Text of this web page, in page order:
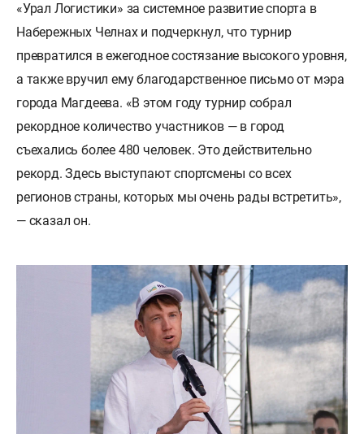
«Урал Логистики» за системное развитие спорта в
Набережных Челнах и подчеркнул, что турнир
превратился в ежегодное состязание высокого уровня,
а также вручил ему благодарственное письмо от мэра
города Магдеева. «В этом году турнир собрал
рекордное количество участников — в город
съехались более 480 человек. Это действительно
рекорд. Здесь выступают спортсмены со всех
регионов страны, которых мы очень рады встретить»,
— сказал он.